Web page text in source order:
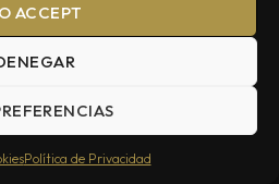
ACCEPT
Política de Privacidad
los Derechos Reservados © 2026